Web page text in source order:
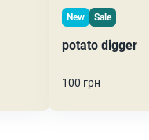
New Sale
potato digger
100 грн